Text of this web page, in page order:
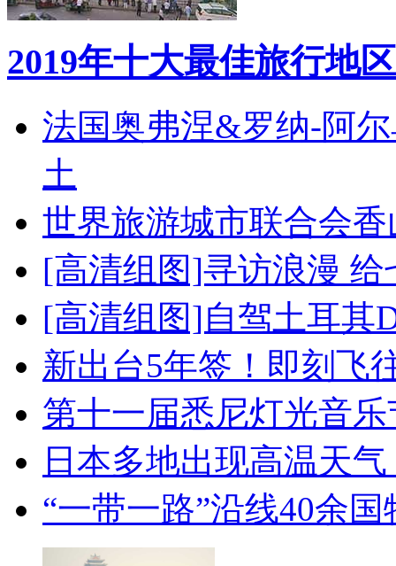
2019年十大最佳旅行地区
法国奥弗涅&罗纳-阿
土
世界旅游城市联合会
[高清组图]寻访浪漫
[高清组图]自驾土耳其
新出台5年签！即刻飞
第十一届悉尼灯光音
日本多地出现高温天
“一带一路”沿线40余